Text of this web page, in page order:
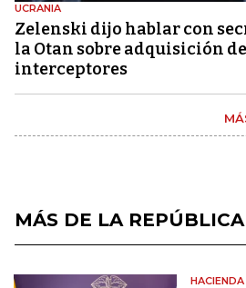
UCRANIA
Zelenski dijo hablar con
la Otan sobre adquisición
interceptores
MÁS DE LA REPÚBLICA
HACIENDA